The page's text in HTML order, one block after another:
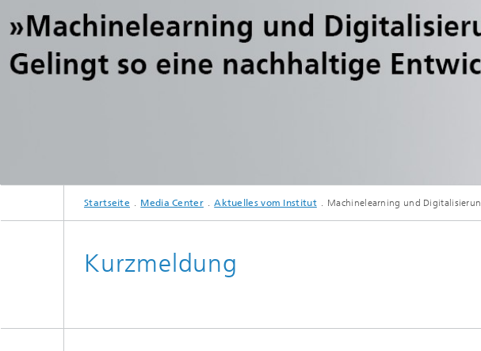
Startseite Media Center Aktuelles vom Institut Machinelearning und
Kurzmeldung